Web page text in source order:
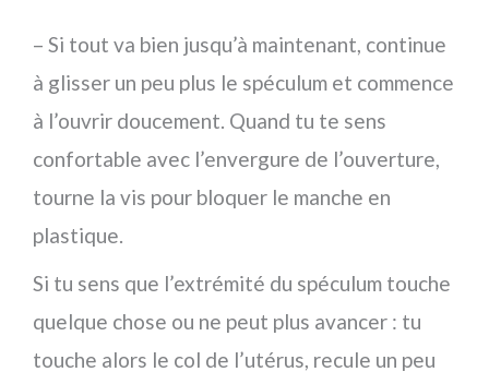
– Si tout va bien jusqu’à maintenant, continue
à glisser un peu plus le spéculum et commence
à l’ouvrir doucement. Quand tu te sens
confortable avec l’envergure de l’ouverture,
tourne la vis pour bloquer le manche en
plastique.
Si tu sens que l’extrémité du spéculum touche
quelque chose ou ne peut plus avancer : tu
touche alors le col de l’utérus, recule un peu